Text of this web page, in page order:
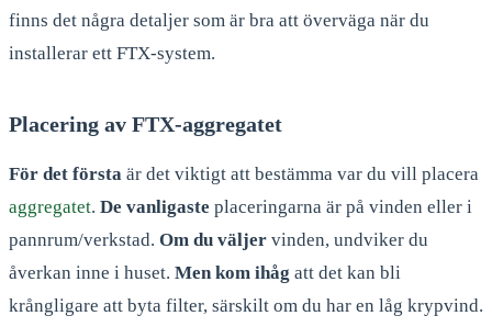
finns det några detaljer som är bra att överväga när du
installerar ett FTX-system.
Placering av FTX-aggregatet
För det första är det viktigt att bestämma var du vill placera
aggregatet. De vanligaste placeringarna är på vinden eller i
pannrum/verkstad. Om du väljer vinden, undviker du
åverkan inne i huset. Men kom ihåg att det kan bli
krångligare att byta filter, särskilt om du har en låg krypvind.